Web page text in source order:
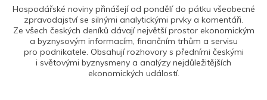
Hospodářské noviny přinášejí od pondělí do pátku všeobecné
zpravodajství se silnými analytickými prvky a komentáři.
Ze všech českých deníků dávají největší prostor ekonomickým
a byznysovým informacím, finančním trhům a servisu
pro podnikatele. Obsahují rozhovory s předními českými
i světovými byznysmeny a analýzy nejdůležitějších
ekonomických událostí.